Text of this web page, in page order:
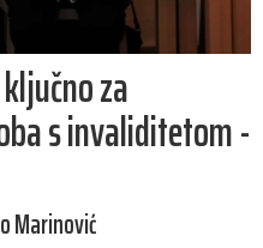
za
s invaliditetom -
Marinović